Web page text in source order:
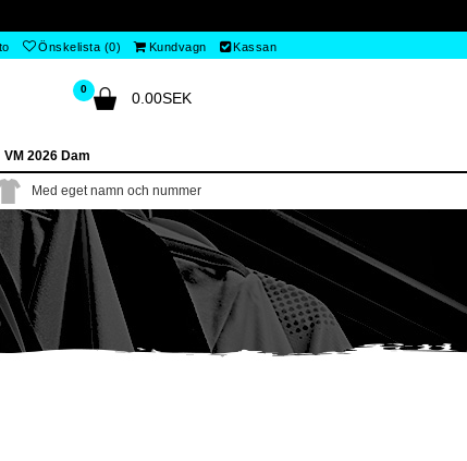
Önskelista (0) Kundvagn Kassan
0
0.00SEK
VM 2026 Dam
Med eget namn och nummer